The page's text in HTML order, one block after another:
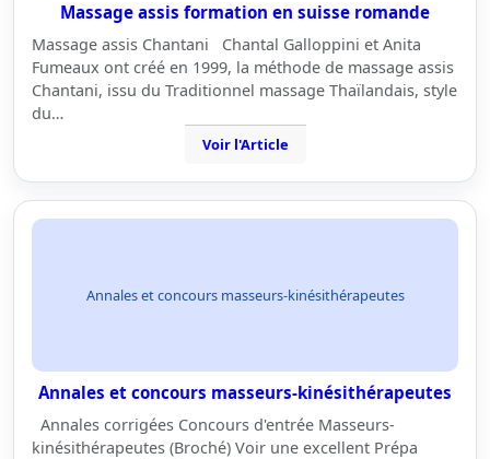
Massage assis formation en suisse romande
Massage assis Chantani Chantal Galloppini et Anita
Fumeaux ont créé en 1999, la méthode de massage assis
Chantani, issu du Traditionnel massage Thaïlandais, style
du…
Voir l'Article
Annales et concours masseurs-kinésithérapeutes
Annales et concours masseurs-kinésithérapeutes
Annales corrigées Concours d'entrée Masseurs-
kinésithérapeutes (Broché) Voir une excellent Prépa